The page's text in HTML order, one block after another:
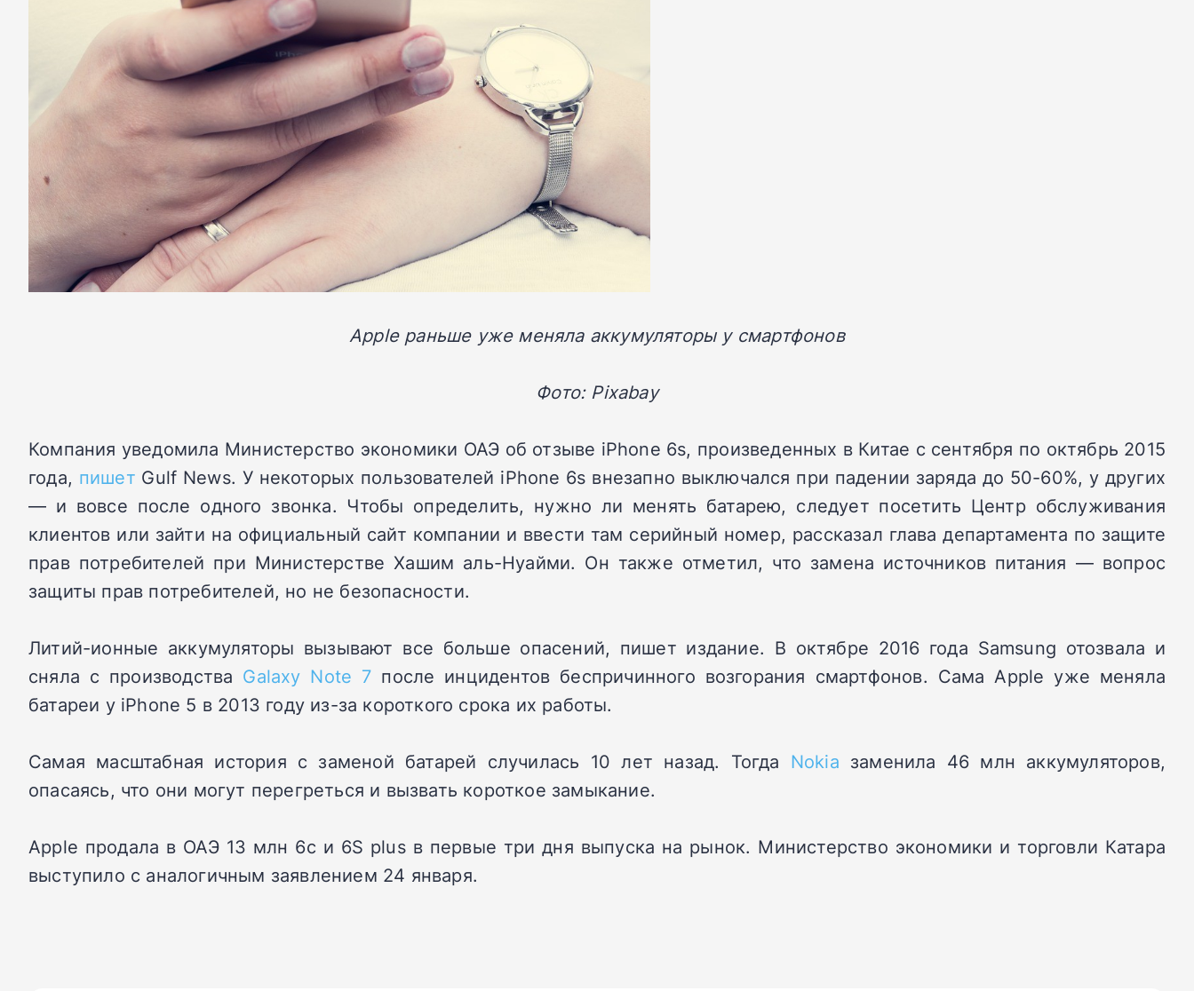
Apple раньше уже меняла аккумуляторы у смартфонов
Фото: Pixabay
Компания уведомила Министерство экономики ОАЭ об отзыве iPhone 6s, произведенных в Китае с сентября по октябрь 2015
года, пишет Gulf News. У некоторых пользователей iPhone 6s внезапно выключался при падении заряда до 50-60%, у других
— и вовсе после одного звонка. Чтобы определить, нужно ли менять батарею, следует посетить Центр обслуживания
клиентов или зайти на официальный сайт компании и ввести там серийный номер, рассказал глава департамента по защите
прав потребителей при Министерстве Хашим аль-Нуайми. Он также отметил, что замена источников питания — вопрос
защиты прав потребителей, но не безопасности.
Литий-ионные аккумуляторы вызывают все больше опасений, пишет издание. В октябре 2016 года Samsung отозвала и
сняла с производства Galaxy Note 7 после инцидентов беспричинного возгорания смартфонов. Сама Apple уже меняла
батареи у iPhone 5 в 2013 году из-за короткого срока их работы.
Самая масштабная история с заменой батарей случилась 10 лет назад. Тогда Nokia заменила 46 млн аккумуляторов,
опасаясь, что они могут перегреться и вызвать короткое замыкание.
Apple продала в ОАЭ 13 млн 6с и 6S plus в первые три дня выпуска на рынок. Министерство экономики и торговли Катара
выступило с аналогичным заявлением 24 января.